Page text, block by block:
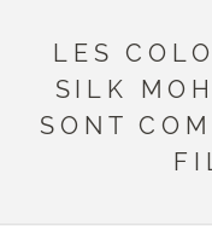
LES
SILK
SONT